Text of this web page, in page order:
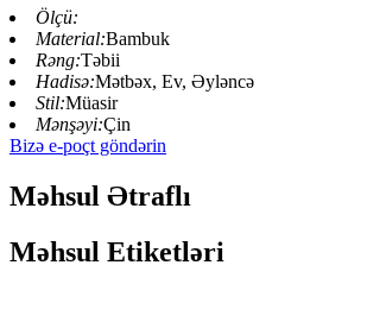
Ölçü:
Material:Bambuk
Rəng:Təbii
Hadisə:Mətbəx, Ev, Əyləncə
Stil:Müasir
Mənşəyi:Çin
Bizə e-poçt göndərin
Məhsul Ətraflı
Məhsul Etiketləri